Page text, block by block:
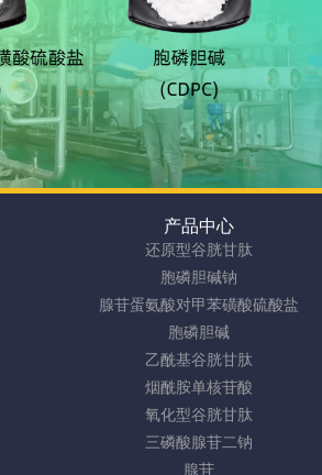
产品中心
还原型谷胱甘肽
胞磷胆碱钠
腺苷蛋氨酸对甲苯磺酸硫酸盐
胞磷胆碱
乙酰基谷胱甘肽
烟酰胺单核苷酸
氧化型谷胱甘肽
三磷酸腺苷二钠
腺苷